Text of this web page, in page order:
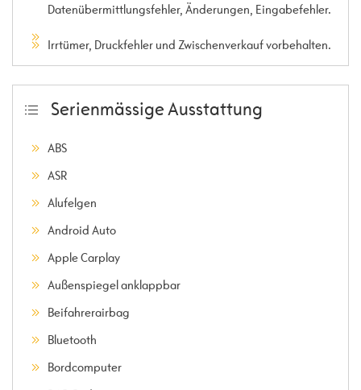
Datenübermittlungsfehler, Änderungen, Eingabefehler.
Irrtümer, Druckfehler und Zwischenverkauf vorbehalten.
Serienmässige Ausstattung
ABS
ASR
Alufelgen
Android Auto
Apple Carplay
Außenspiegel anklappbar
Beifahrerairbag
Bluetooth
Bordcomputer